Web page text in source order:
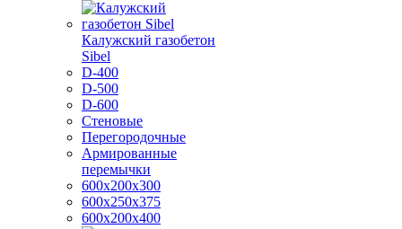
Калужский газобетон
Sibel
D-400
D-500
D-600
Стеновые
Перегородочные
Армированные
перемычки
600х200х300
600х250х375
600х200х400